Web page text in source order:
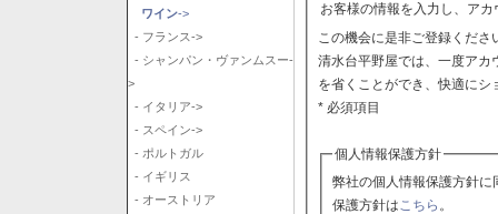
ワイン->
- フランス->
- シャンパン・ヴァンムスー-
>
- イタリア->
- スペイン->
- ポルトガル
- イギリス
- オーストリア
お客様の情報を入力し、ア
この機会に是非ご登録くださ
清水台平野屋では、一度アカ
を省くことができ、快適に
* 必須項目
個人情報保護方針
弊社の個人情報保護方針
保護方針は こちら 。